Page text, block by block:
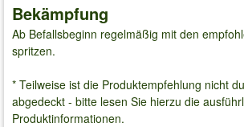
Bekämpfung
Ab Befallsbeginn regelmäßig mit den
spritzen.
* Teilweise ist die Produktempfehlung nicht
abgedeckt - bitte lesen Sie hierzu die
Produktinformationen.